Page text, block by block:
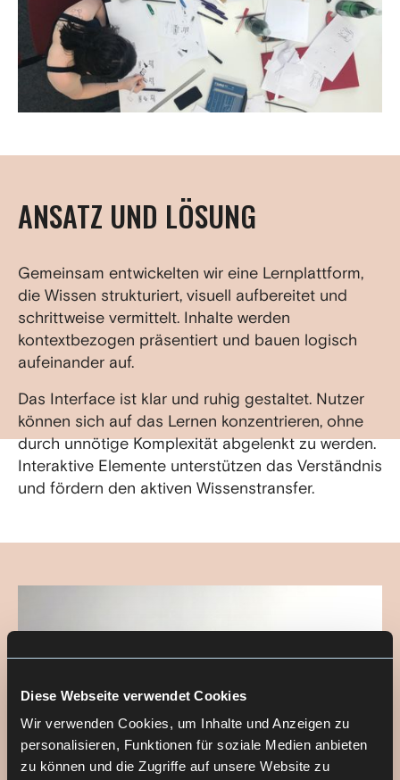
Diese Webseite verwendet Cookies
Wir verwenden Cookies, um Inhalte und Anzeigen zu
personalisieren, Funktionen für soziale Medien anbieten
zu können und die Zugriffe auf unsere Website zu
ANSATZ UND LÖSUNG
Gemeinsam entwickelten wir eine Lernplattform,
die Wissen strukturiert, visuell aufbereitet und
schrittweise vermittelt. Inhalte werden
kontextbezogen präsentiert und bauen logisch
aufeinander auf.
Das Interface ist klar und ruhig gestaltet. Nutzer
können sich auf das Lernen konzentrieren, ohne
durch unnötige Komplexität abgelenkt zu werden.
Interaktive Elemente unterstützen das Verständnis
und fördern den aktiven Wissenstransfer.